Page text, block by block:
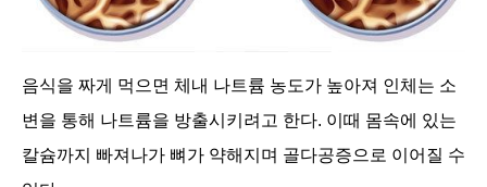
음식을 짜게 먹으면 체내 나트륨 농도가 높아져 인체는 소
변을 통해 나트륨을 방출시키려고 한다. 이때 몸속에 있는
칼슘까지 빠져나가 뼈가 약해지며 골다공증으로 이어질 수